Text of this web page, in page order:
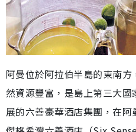
阿曼位於阿拉伯半島的東南
然資源豐富，是島上第三大
展的六善豪華酒店集團，在